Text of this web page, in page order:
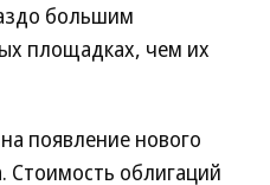
большим
площадках, чем их
появление нового
Стоимость облигаций